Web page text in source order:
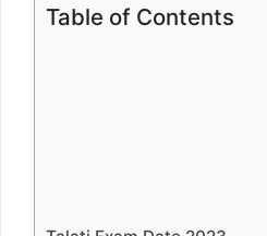
Table of Contents